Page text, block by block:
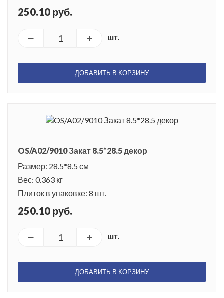
250.10 руб.
шт.
ДОБАВИТЬ В КОРЗИНУ
OS/A02/9010 Закат 8.5*28.5 декор
Размер: 28.5*8.5 см
Вес: 0.363 кг
Плиток в упаковке: 8 шт.
250.10 руб.
шт.
ДОБАВИТЬ В КОРЗИНУ